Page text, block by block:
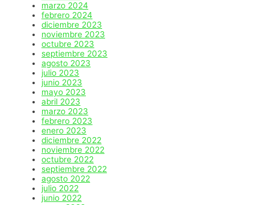
marzo 2024
febrero 2024
diciembre 2023
noviembre 2023
octubre 2023
septiembre 2023
agosto 2023
julio 2023
junio 2023
mayo 2023
abril 2023
marzo 2023
febrero 2023
enero 2023
diciembre 2022
noviembre 2022
octubre 2022
septiembre 2022
agosto 2022
julio 2022
junio 2022